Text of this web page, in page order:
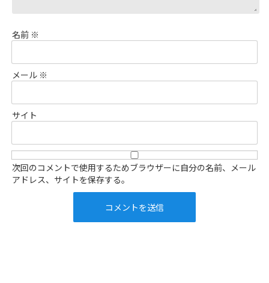
名前 ※
メール ※
サイト
次回のコメントで使用するためブラウザーに自分の名前、メール
アドレス、サイトを保存する。